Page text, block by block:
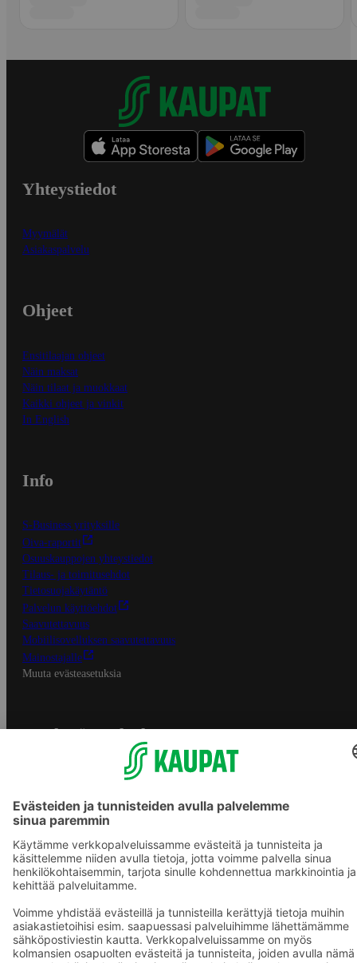
Yhteystiedot
Myymälät
Asiakaspalvelu
Ohjeet
Ensitilaajan ohjeet
Näin maksat
Näin tilaat ja muokkaat
Kaikki ohjeet ja vinkit
In English
Info
S-Business yrityksille
Oiva-raportit
Osuuskauppojen yhteystiedot
Tilaus- ja toimitusehdot
Tietosuojakäytäntö
Palvelun käyttöehdot
Saavutettavuus
Mobiilisovelluksen saavutettavuus
Mainostajalle
Muuta evästeasetuksia
S-ryhmän palvelut
Asiakasomistajuus
Yhteishyvä Ruoka -sovellus
Prisma.fi
Sokos.fi
S-Pankki
Sokos Hotels
Raflaamo